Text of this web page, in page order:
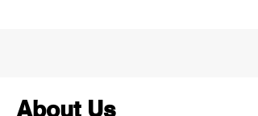
About Us